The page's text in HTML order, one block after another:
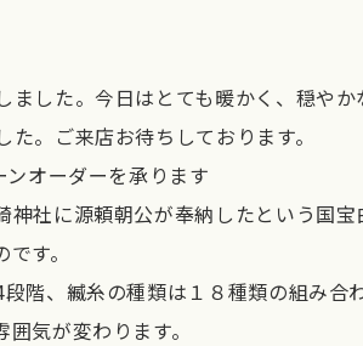
ました。今日はとても暖かく、穏やか
。ご来店お待ちしております。
オーダーを承ります
神社に源頼朝公が奉納したという国宝
す。
階、縅糸の種類は１８種類の組み合
気が変わります。